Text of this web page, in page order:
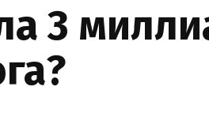
3